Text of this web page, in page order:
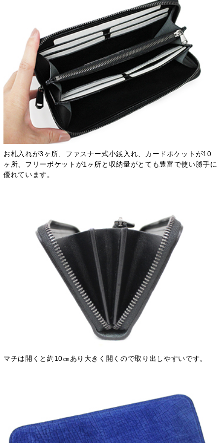
お札入れが3ヶ所、ファスナー式小銭入れ、カードポケットが10
ヶ所、フリーポケットが1ヶ所と収納量がとても豊富で使い勝手に
優れています。
マチは開くと約10㎝あり大きく開くので取り出しやすいです。